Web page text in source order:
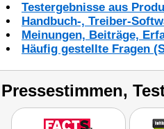
Testergebnisse aus
Handbuch-, Treiber-
Meinungen, Beiträge,
Häufig gestellte Fragen
Pressestimmen,